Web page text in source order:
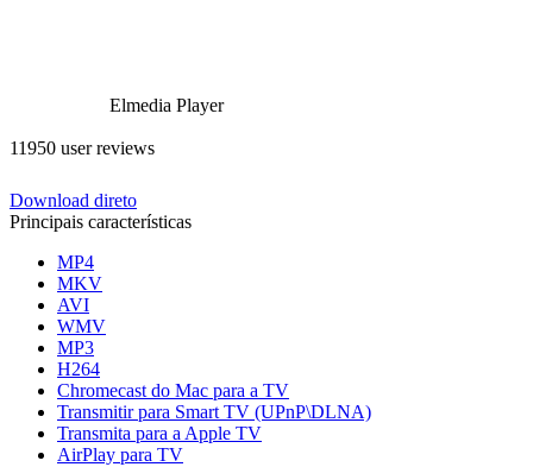
Elmedia Player
11950 user reviews
Download direto
Principais características
MP4
MKV
AVI
WMV
MP3
H264
Chromecast do Mac para a TV
Transmitir para Smart TV (UPnP\DLNA)
Transmita para a Apple TV
AirPlay para TV